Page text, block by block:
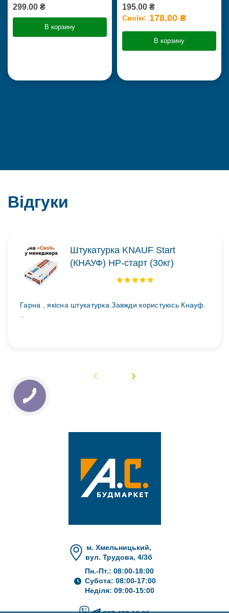
299.00 ₴
В корзину
195.00 ₴
Своїм: 178.00 ₴
В корзину
Відгуки
Штукатурка KNAUF Start
(КНАУФ) НР-старт (30кг)
Гарна , якісна штукатурка.Завжди користуюсь Кнауф.
..
м. Хмельницький,
вул. Трудова, 4/3б
Пн.-Пт.: 08:00-18:00
Субота: 08:00-17:00
Неділя: 09:00-15:00